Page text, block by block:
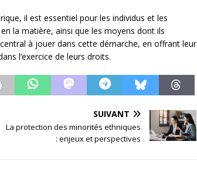
il est essentiel pour les individus et les
la matière, ainsi que les moyens dont ils
à jouer dans cette démarche, en offrant leur
l’exercice de leurs droits.
SUIVANT
La protection des minorités ethniques
: enjeux et perspectives